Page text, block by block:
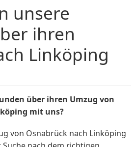
unsere
ihren
Linköping
über ihren Umzug von
mit uns?
von Osnabrück nach Linköping